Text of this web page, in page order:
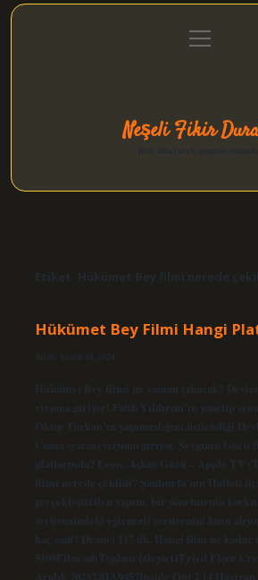
Gizlilik Politikası
menüyü
aç
Neşeli Fikir
Etiket: Hükümet Bey filmi nerede
Hükümet Bey Filmi Hangi
Tarih: Aralık 18, 2024
Hükümet Bey filmi ne zaman çıkacak?
vizyona giriyor! Fatih Yıldırım’ın yönetip
Oktay Türkan’ın yapımcılığını üstlendiği
Cuma (yarın) vizyona giriyor. Sevginin Gücü
platformda? Leon: Aşkın Gücü – Apple TV
filmi nerede çekildi? Şanlıurfa’nın Halfeti
gerçekleştirilen yapım, bir yönetmenin
serüvenindeki eğlenceli serüvenini konu
kaç saat? Dram | 117 dk. Hangi film ne kadar
510#Film adıToplam izleyici1Fried Floor
Aralık 20232.813,9452Inside Out 2 14 Haziran